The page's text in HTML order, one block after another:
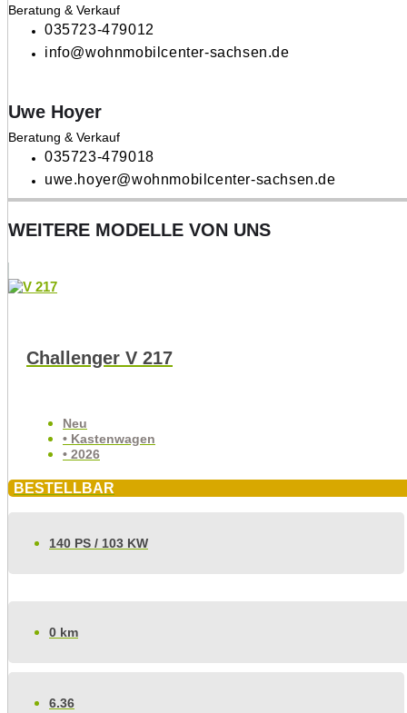
Beratung & Verkauf
035723-479012
info@wohnmobilcenter-sachsen.de
Uwe Hoyer
Beratung & Verkauf
035723-479018
uwe.hoyer@wohnmobilcenter-sachsen.de
WEITERE MODELLE VON UNS
Challenger V 217
Neu
• Kastenwagen
• 2026
BESTELLBAR
140 PS / 103 KW
0 km
6.36